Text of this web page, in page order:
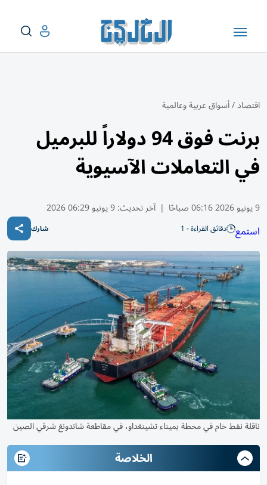
اقتصاد/أسواق عربية وعالمية
برنت فوق 94 دولاراً للبرميل
في التعاملات الآسيوية
9 يونيو 2026 06:16 صباحًا | آخر تحديث:9 يونيو 06:29 2026
استمع دقائق القراءة - 1 شارك
ناقلة نفط خام في محطة بميناء تشينغداو، في مقاطعة شاندونغ شرقي الصين
الخلاصة